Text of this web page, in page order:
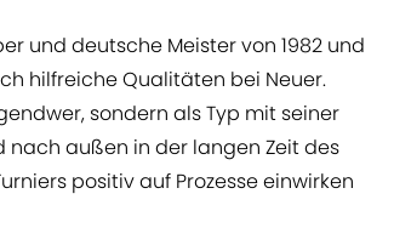
und deutsche Meister von 1982 und
hilfreiche Qualitäten bei Neuer.
sondern als Typ mit seiner
nach außen in der langen Zeit des
positiv auf Prozesse einwirken